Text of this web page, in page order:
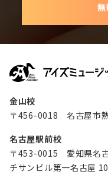
金山校
〒456-0018 名古屋市
名古屋駅前校
〒453-0015 愛知県名
チサンビル第一名古屋